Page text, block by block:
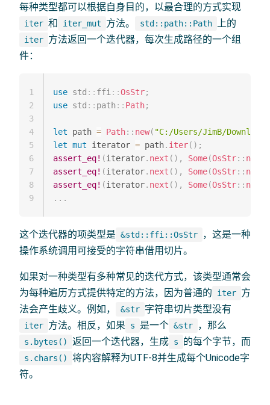
每种类型都可以根据自身目的，以最合理的方式实现
iter 和 iter_mut 方法。 std::path::Path 上的
iter 方法返回一个迭代器，每次生成路径的一个组
件：
use std :: ffi ::OsStr;
use std :: path :: Path;
let path = Path:: new( "C:/Users/JimB/
let mut iterator = path. iter( ) ;
assert_eq! (iterator. next ( ) , Some(OsStr:: new
assert_eq! (iterator. next ( ) , Some(OsStr:: new
assert_eq! (iterator. next ( ) , Some(OsStr:: new
...
1
2
3
4
5
6
7
8
9
这个迭代器的项类型是 &std::ffi::OsStr
，这是一种
操作系统调用可接受的字符串借用切片。
如果对一种类型有多种常见的迭代方式，该类型通常会
为每种遍历方式提供特定的方法，因为普通的
iter 方
法会产生歧义。例如，
&str 字符串切片类型没有
iter 方法。相反，如果 s 是一个 &str ，那么
s.bytes() 返回一个迭代器，生成 s 的每个字节，而
s.chars()
将内容解释为UTF-8并生成每个Unicode字
符。